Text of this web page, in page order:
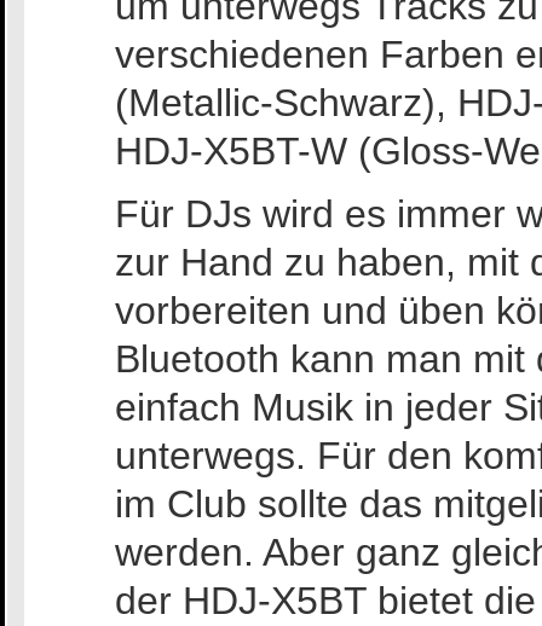
verschiedenen Farben
(Metallic-Schwarz),
HDJ-X5BT-W (Gloss-
Für DJs wird es immer
zur Hand zu haben, mit
vorbereiten und üben
Bluetooth kann man
einfach Musik in jeder
unterwegs. Für den
im Club sollte das
werden. Aber ganz
der HDJ-X5BT bietet